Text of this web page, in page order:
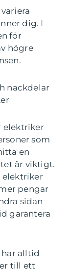
dig. I
för
högre
nackdelar
elektriker
som
en
är viktigt.
elektriker
pengar
sidan
garantera
alltid
till ett